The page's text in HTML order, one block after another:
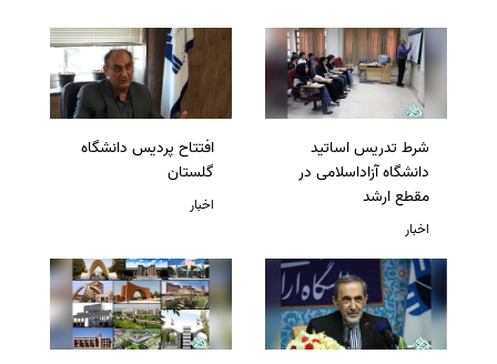
شرط تدریس اساتید
دانشگاه آزاداسلامی در
مقطع ارشد
اخبار
افتتاح پردیس دانشگاه
گلستان
اخبار